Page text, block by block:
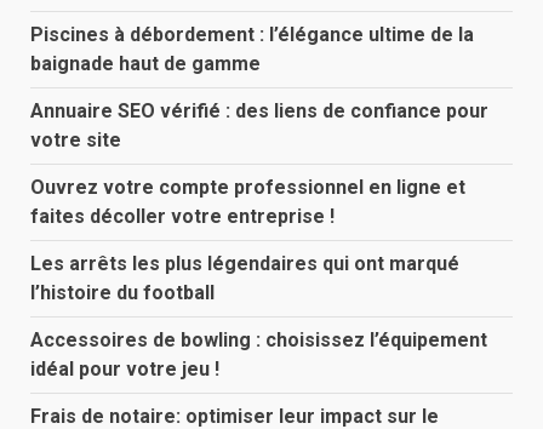
Piscines à débordement : l’élégance ultime de la
baignade haut de gamme
Annuaire SEO vérifié : des liens de confiance pour
votre site
Ouvrez votre compte professionnel en ligne et
faites décoller votre entreprise !
Les arrêts les plus légendaires qui ont marqué
l’histoire du football
Accessoires de bowling : choisissez l’équipement
idéal pour votre jeu !
Frais de notaire: optimiser leur impact sur le